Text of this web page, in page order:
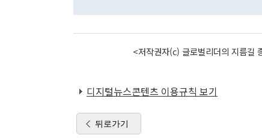
<저작권자(c) 글로벌리더의 지름
디지털뉴스콘텐츠 이용규칙 보기
뒤로가기